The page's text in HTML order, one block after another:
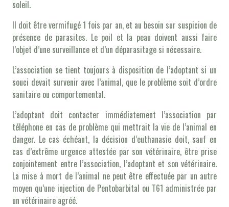
soleil.
Il doit être vermifugé 1 fois par an, et au besoin sur suspicion de
présence de parasites. Le poil et la peau doivent aussi faire
l’objet d’une surveillance et d’un déparasitage si nécessaire.
L’association se tient toujours à disposition de l’adoptant si un
souci devait survenir avec l’animal, que le problème soit d’ordre
sanitaire ou comportemental.
L’adoptant doit contacter immédiatement l’association par
téléphone en cas de problème qui mettrait la vie de l’animal en
danger. Le cas échéant, la décision d’euthanasie doit, sauf en
cas d’extrême urgence attestée par son vétérinaire, être prise
conjointement entre l’association, l’adoptant et son vétérinaire.
La mise à mort de l’animal ne peut être effectuée par un autre
moyen qu’une injection de Pentobarbital ou T61 administrée par
un vétérinaire agréé.